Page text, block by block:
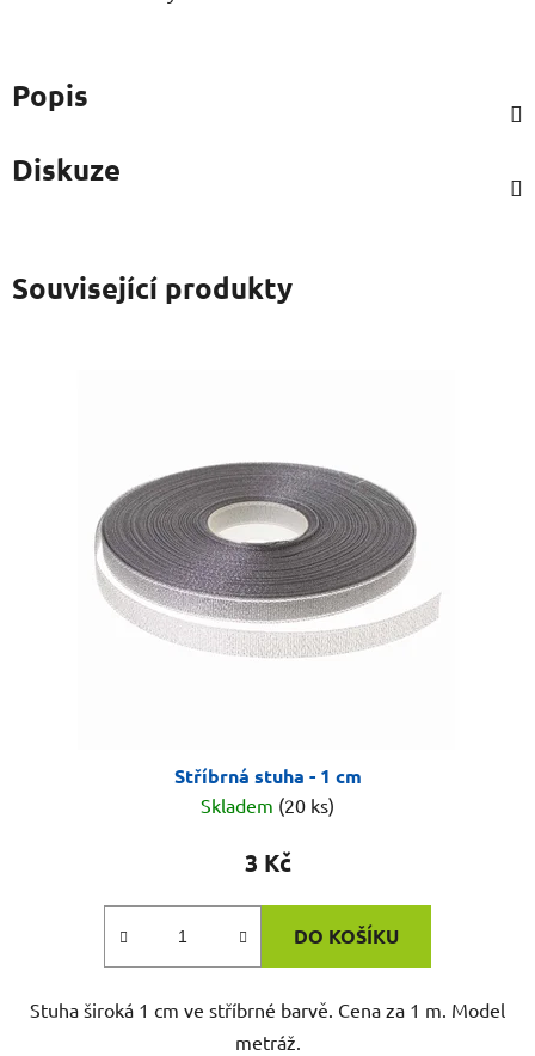
Popis
Diskuze
Související produkty
Stříbrná stuha - 1 cm
Skladem (20 ks)
3 Kč
DO KOŠÍKU
Stuha široká 1 cm ve stříbrné barvě. Cena za 1 m. Model
metráž.